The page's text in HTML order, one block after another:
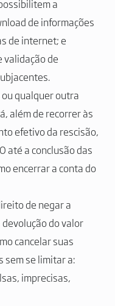
a
de informações
de internet; e
validação de
qualquer outra
além de recorrer às
efetivo da rescisão,
até a conclusão das
encerrar a conta do
de negar a
do valor
cancelar suas
sem se limitar a:
imprecisas,